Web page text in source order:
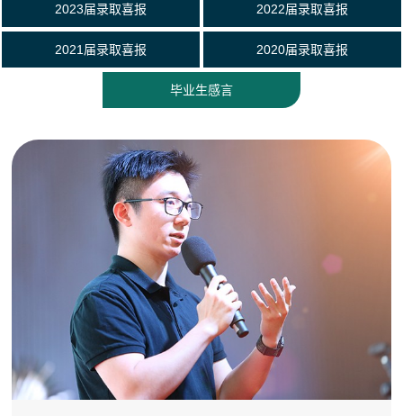
2023届录取喜报 2022届录取喜报
2021届录取喜报 2020届录取喜报
毕业生感言